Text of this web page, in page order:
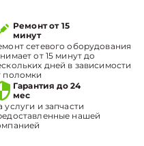
Ремонт от 15
минут
сетевого оборудования
от 15 минут до
дней в зависимости
поломки
Гарантия до 24
мес
услуги и запчасти
нашей